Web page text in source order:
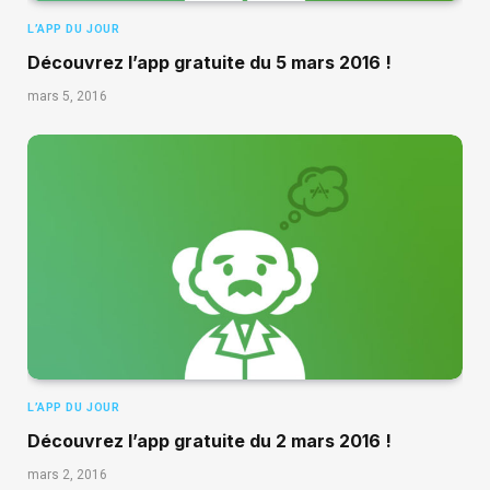
L’APP DU JOUR
Découvrez l’app gratuite du 5 mars 2016 !
mars 5, 2016
L’APP DU JOUR
Découvrez l’app gratuite du 2 mars 2016 !
mars 2, 2016